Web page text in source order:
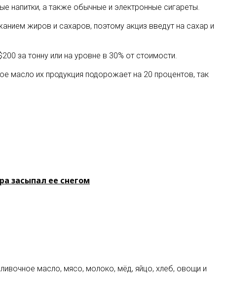
напитки, а также обычные и электронные сигареты.
жиров и сахаров, поэтому акциз введут на сахар и
за тонну или на уровне в 30% от стоимости.
масло их продукция подорожает на 20 процентов, так
засыпал ее снегом
масло, мясо, молоко, мёд, яйцо, хлеб, овощи и